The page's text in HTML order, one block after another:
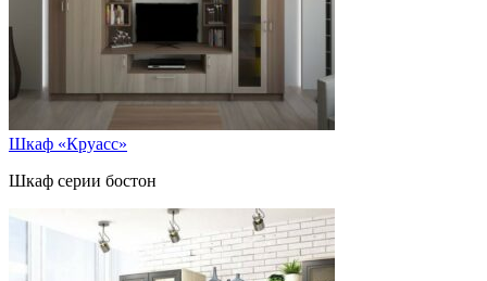
Шкаф «Круасс»
Шкаф серии бостон